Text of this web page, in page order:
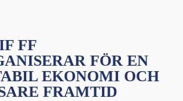
FF
FÖR EN
EKONOMI OCH
FRAMTID